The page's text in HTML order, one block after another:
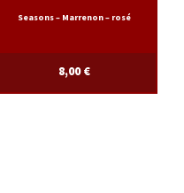
Seasons – Marrenon – rosé
8,00€